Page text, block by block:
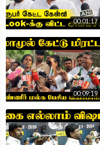
00:01:17
00:09:19